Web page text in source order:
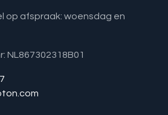
op afspraak: woensdag en
NL867302318B01